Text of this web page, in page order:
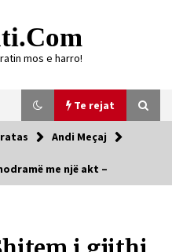
mos e harro!
Te rejat
Andi Meçaj
me një akt –